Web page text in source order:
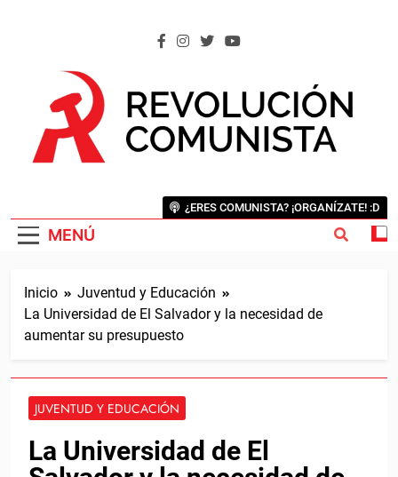
MENÚ
¿ERES COMUNISTA? ¡ORGANÍZATE! :D
Inicio
Juventud y Educación
La Universidad de El Salvador y la necesidad de
aumentar su presupuesto
JUVENTUD Y EDUCACIÓN
La Universidad de El